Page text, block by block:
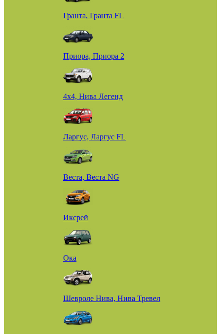
Гранта, Гранта FL
Приора, Приора 2
4х4, Нива Легенд
Ларгус, Ларгус FL
Веста, Веста NG
Иксрей
Ока
Шевроле Нива, Нива Тревел